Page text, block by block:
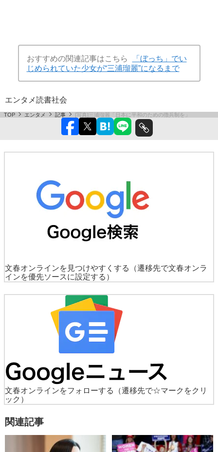
おすすめの関連記事はこちら
「ぼっち」でい
じめられていた少女が“三浦瑠麗”になるまで
エンタメ読書社会
TOP エンタメ 記事 [写真]三浦瑠麗「日本に平和のための徴兵制を」
文春オンラインを見つけやすくする
（遷移先で文春オンラ
インを優先ソースに設定する）
文春オンラインをフォローする
（遷移先で☆マークをクリ
ック）
関連記事